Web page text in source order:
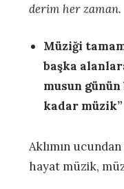
derim her zaman.
Müziği
başka
musun
kadar
Aklımın
hayat müzik,